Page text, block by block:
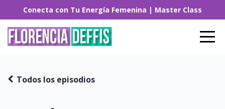
Conecta con Tu Energía Femenina | Master Class
Todos los episodios